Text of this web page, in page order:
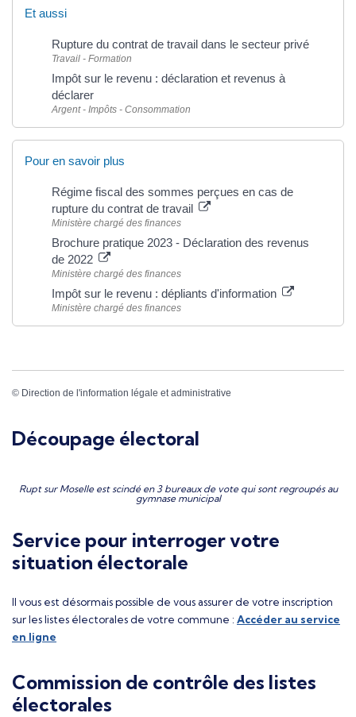
Et aussi
Rupture du contrat de travail dans le secteur privé
Travail - Formation
Impôt sur le revenu : déclaration et revenus à
déclarer
Argent - Impôts - Consommation
Pour en savoir plus
Régime fiscal des sommes perçues en cas de
rupture du contrat de travail
Ministère chargé des finances
Brochure pratique 2023 - Déclaration des revenus
de 2022
Ministère chargé des finances
Impôt sur le revenu : dépliants d'information
Ministère chargé des finances
© Direction de l'information légale et administrative
Découpage électoral
Rupt sur Moselle est scindé en 3 bureaux de vote qui sont regroupés au
gymnase municipal
Service pour interroger votre
situation électorale
Il vous est désormais possible de vous assurer de votre inscription
sur les listes électorales de votre commune : Accéder au service
en ligne
Commission de contrôle des listes
électorales